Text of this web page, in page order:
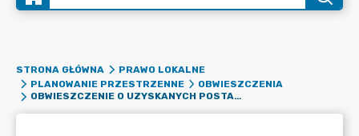
STRONA GŁÓWNA
PRAWO LOKALNE
PLANOWANIE PRZESTRZENNE
OBWIESZCZENIA
OBWIESZCZENIE O UZYSKANYCH POSTANOWIENIACH UZGADNIAJĄCYCH PROJEKT DECYZJI O USTALENIU LOKALIZACJI INWESTYCJI CELU PUBLICZNEGO DLA INWESTYCJI POLEGAJĄCEJ NA BUDOWIE SIECI WODOCIĄGOWEJ NA DZIAŁKACH NR 79 I 67/5 OBRĘB EWIDENCYJNY WIENIEC, GMINA MOGILNO.